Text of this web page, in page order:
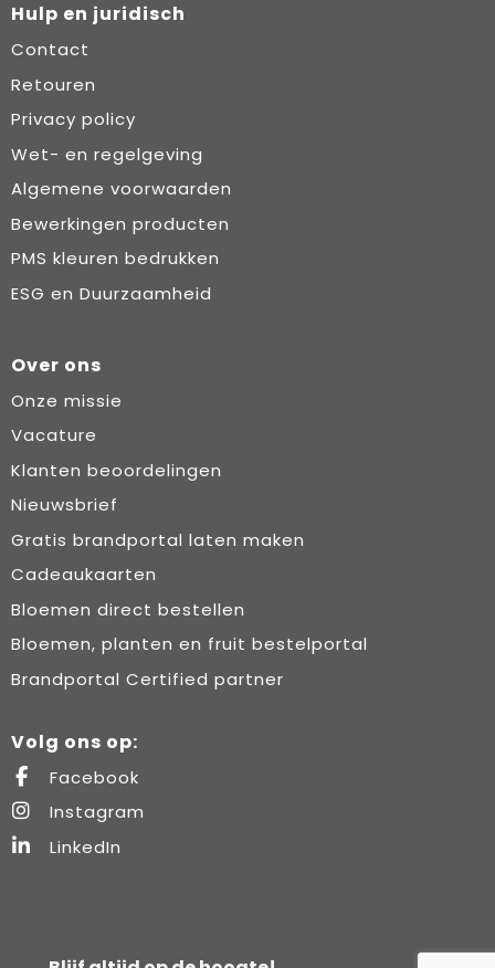
Hulp en juridisch
Contact
Retouren
Privacy policy
Wet- en regelgeving
Algemene voorwaarden
Bewerkingen producten
PMS kleuren bedrukken
ESG en Duurzaamheid
Over ons
Onze missie
Vacature
Klanten beoordelingen
Nieuwsbrief
Gratis brandportal laten maken
Cadeaukaarten
Bloemen direct bestellen
Bloemen, planten en fruit bestelportal
Brandportal Certified partner
Volg ons op:
Facebook
Instagram
LinkedIn